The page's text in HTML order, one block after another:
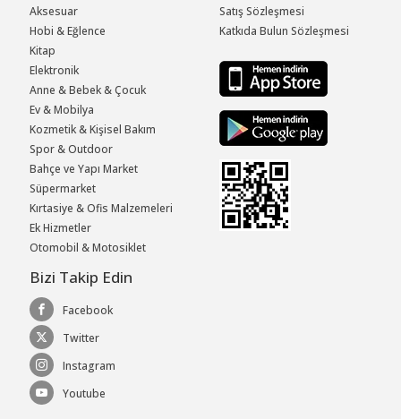
Aksesuar
Hobi & Eğlence
Kitap
Elektronik
Anne & Bebek & Çocuk
Ev & Mobilya
Kozmetik & Kişisel Bakım
Spor & Outdoor
Bahçe ve Yapı Market
Süpermarket
Kırtasiye & Ofis Malzemeleri
Ek Hizmetler
Otomobil & Motosiklet
Satış Sözleşmesi
Katkıda Bulun Sözleşmesi
Bizi Takip Edin
Facebook
Twitter
Instagram
Youtube